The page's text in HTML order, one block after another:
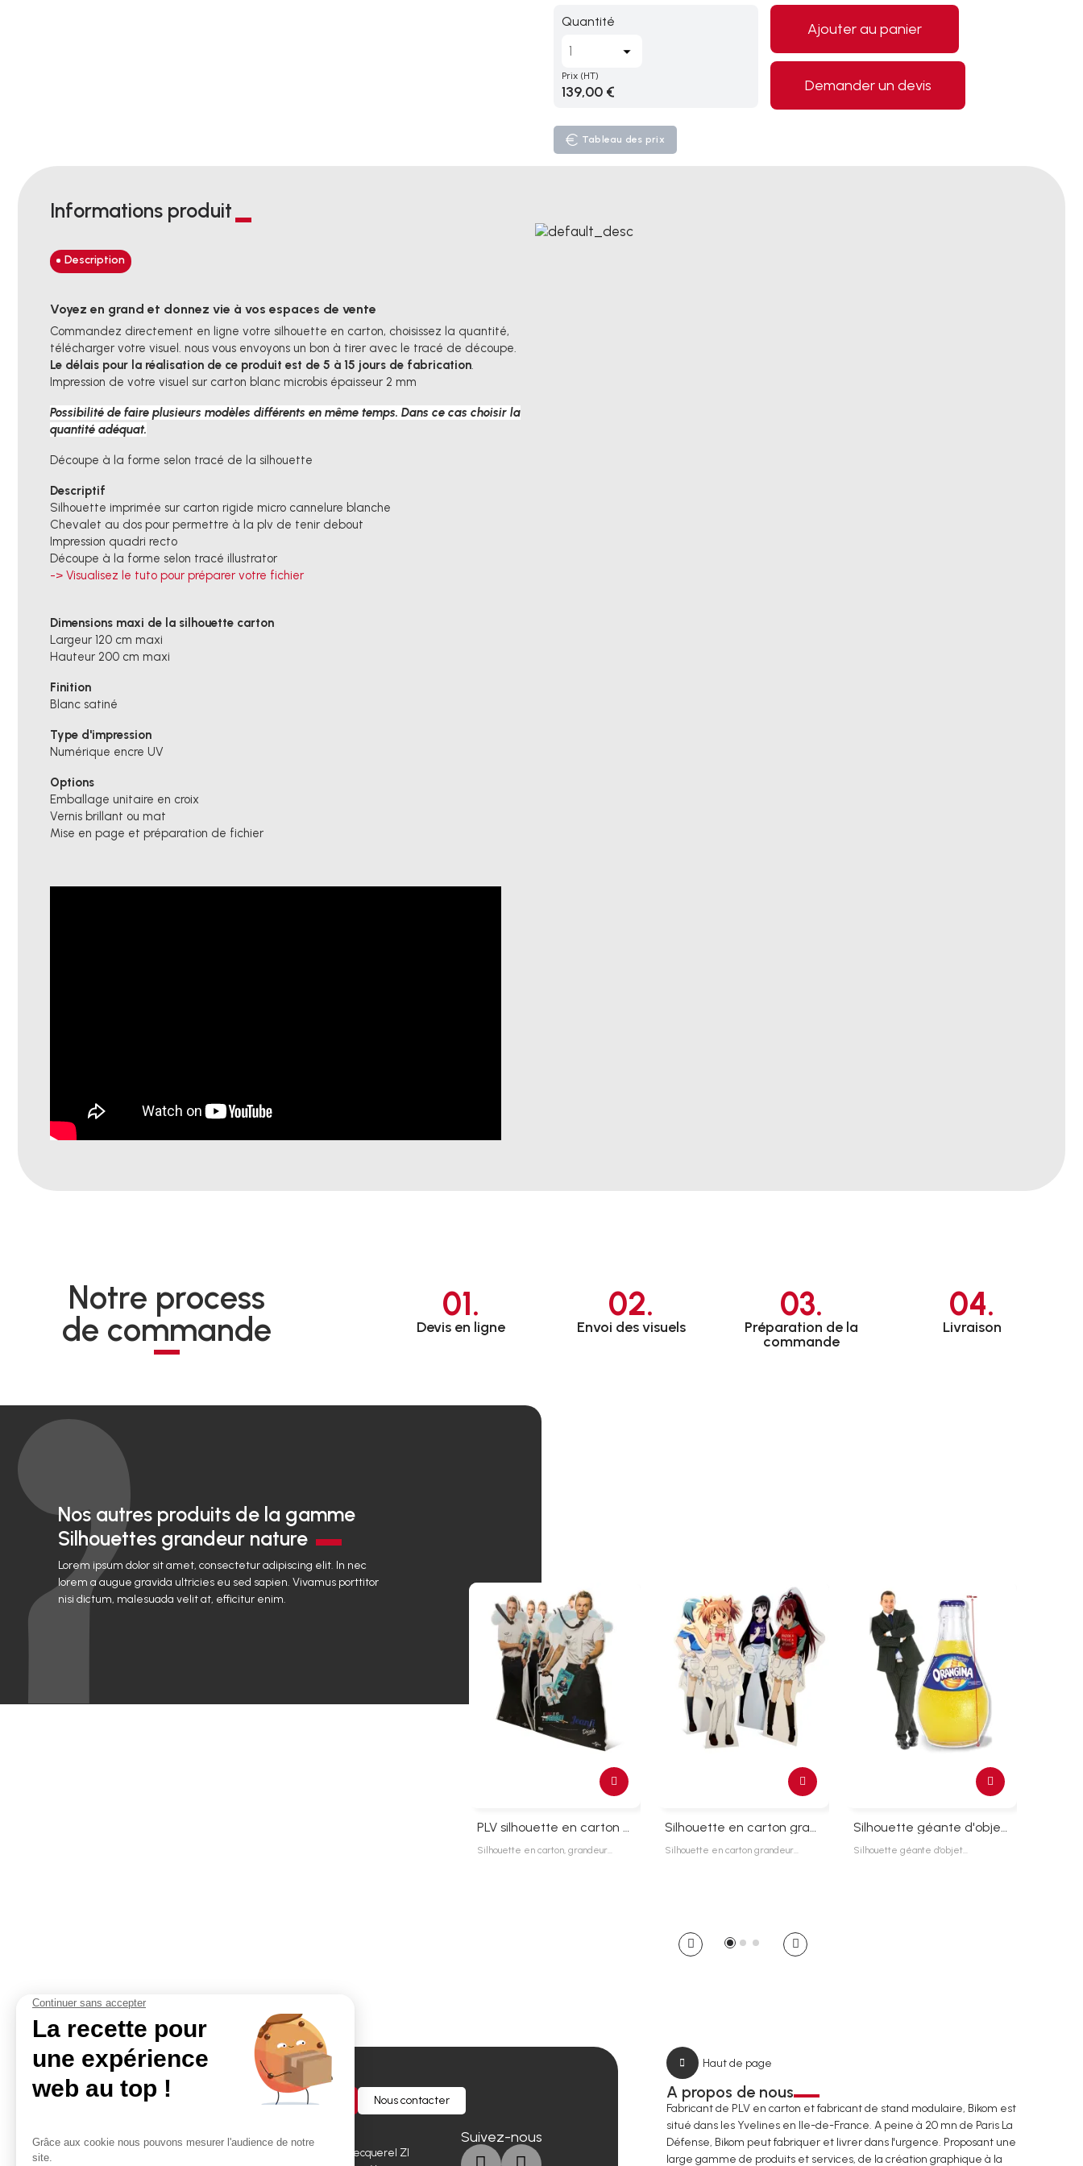
Quantité
Prix (HT)
139,00 €
Tableau des prix
Ajouter au panier
Demander un devis
Informations produit
Description
Voyez en grand et donnez vie à vos espaces de vente
Commandez directement en ligne votre silhouette en carton, choisissez la quantité,
télécharger votre visuel. nous vous envoyons un bon à tirer avec le tracé de découpe.
Le délais pour la réalisation de ce produit est de 5 à 15 jours de fabrication
Impression de votre visuel sur carton blanc microbis épaisseur 2 mm
Possibilité de faire plusieurs modèles différents en même temps. Dans ce cas choisir la
quantité adéquat.
Découpe à la forme selon tracé de la silhouette
Descriptif
Silhouette imprimée sur carton rigide micro cannelure blanche
Chevalet au dos pour permettre à la plv de tenir debout
Impression quadri recto
Découpe à la forme selon tracé illustrator
-> Visualisez le tuto pour préparer votre fichier
Dimensions maxi de la silhouette carton
Largeur 120 cm maxi
Hauteur 200 cm maxi
Finition
Blanc satiné
Type d'impression
Numérique encre UV
Options
Emballage unitaire en croix
Vernis brillant ou mat
Mise en page et préparation de fichier
Notre process
de commande
01.
Devis en ligne
02.
Envoi des visuels
03.
Préparation de la
commande
04.
Livraison
Nos autres produits de la gamme
Silhouettes grandeur nature
Lorem ipsum dolor sit amet, consectetur adipiscing elit. In nec
lorem a augue gravida ultricies eu sed sapien. Vivamus porttitor
nisi dictum, malesuada velit at, efficitur enim.
Silhouette en carton, grandeur… Silhouette en carton grandeur… Silhouette géante d'objet…
Demander un devis Nous contacter
Accès rapides Contact
Bikom Shop, 26 rue becquerel ZI
Suivez-nous
Haut de page
A propos de nous
Fabricant de PLV en carton et fabricant de stand modulaire, Bikom est
situé dans les Yvelines en Ile-de-France. A peine à 20 mn de Paris La
Défense, Bikom peut fabriquer et livrer dans l'urgence. Proposant une
large gamme de produits et services, de la création graphique à la